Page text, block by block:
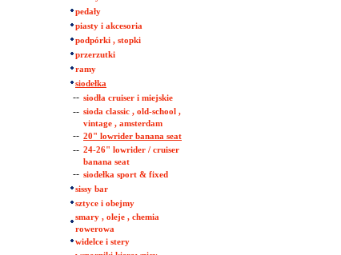
pedały
piasty i akcesoria
podpórki , stopki
przerzutki
ramy
siodełka
-- siodła cruiser i miejskie
-- sioda classic , old-school ,
vintage , amsterdam
-- 20" lowrider banana seat
-- 24-26" lowrider / cruiser
banana seat
-- siodełka sport & fixed
sissy bar
sztyce i obejmy
smary , oleje , chemia
rowerowa
widelce i stery